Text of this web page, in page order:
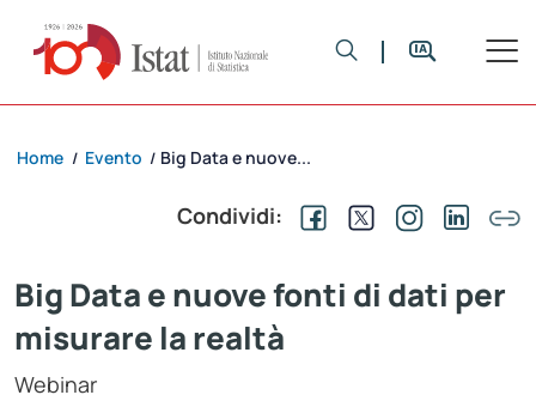
Home / Evento / Big Data e nuove...
Condividi:
Big Data e nuove fonti di dati per
misurare la realtà
Webinar